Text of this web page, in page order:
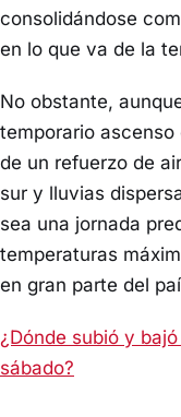
consolidándose
en lo que va de la
No obstante,
temporario ascenso
de un refuerzo de
sur y lluvias
sea una jornada
temperaturas
en gran parte del
¿Dónde subió y
sábado?